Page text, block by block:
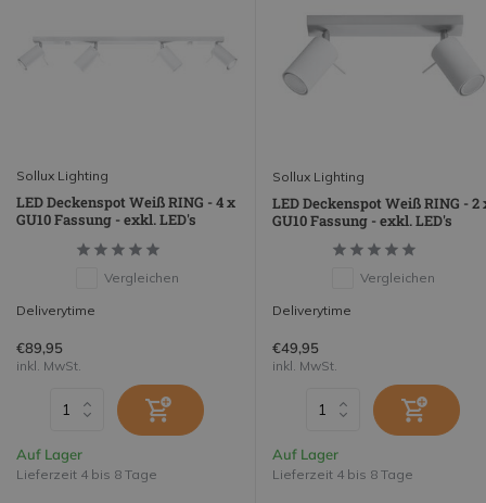
Sollux Lighting
LED Deckenspot Weiß RING - 4 x
GU10 Fassung - exkl. LED's
Vergleichen
Deliverytime
€89,95
inkl. MwSt.
Auf Lager
Lieferzeit 4 bis 8 Tage
Sollux Lighting
LED Deckenspot Weiß RING - 2
GU10 Fassung - exkl. LED's
Vergleichen
Deliverytime
€49,95
inkl. MwSt.
Auf Lager
Lieferzeit 4 bis 8 Tage